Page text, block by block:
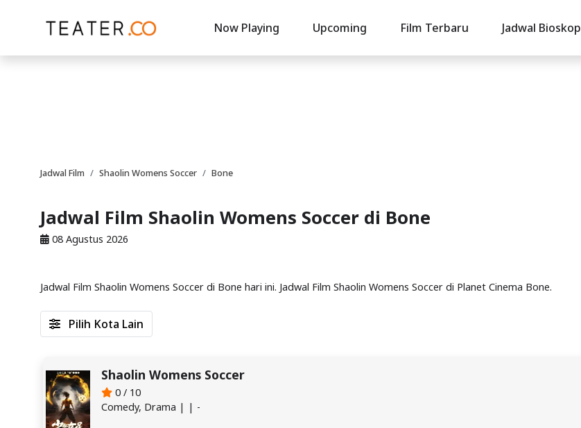
Now Playing Upcoming Film Terbaru Jadwal Bioskop
Jadwal Film Shaolin Womens Soccer Bone
Jadwal Film Shaolin Womens Soccer di Bone
08 Agustus 2026
Jadwal Film Shaolin Womens Soccer di Bone hari ini. Jadwal Film Shaolin Womens Soccer di Planet Cinema Bone.
Shaolin Womens Soccer
0 / 10
Comedy, Drama | | -
Pilih Kota Lain